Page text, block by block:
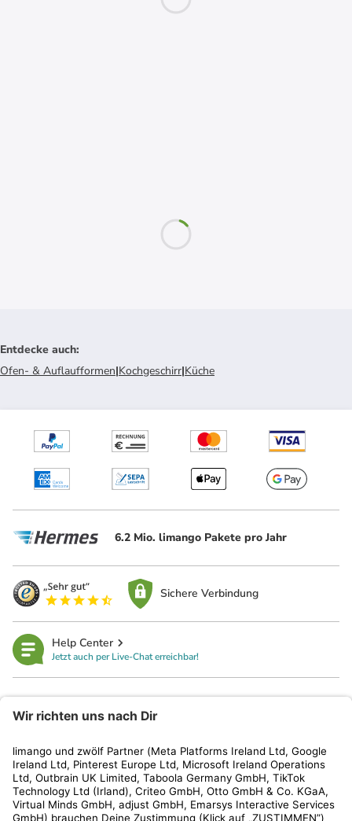
Entdecke auch:
Ofen- & Auflaufformen|Kochgeschirr|Küche
6.2 Mio. limango Pakete pro Jahr
Sichere Verbindung
Help Center
Jetzt auch per Live-Chat erreichbar!
Kundenservice
Shop